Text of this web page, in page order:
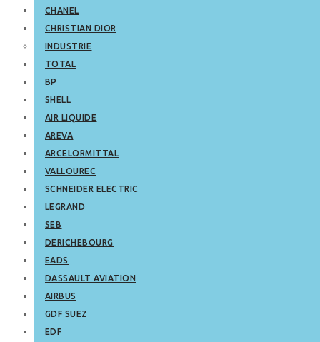
CHANEL
CHRISTIAN DIOR
INDUSTRIE
TOTAL
BP
SHELL
AIR LIQUIDE
AREVA
ARCELORMITTAL
VALLOUREC
SCHNEIDER ELECTRIC
LEGRAND
SEB
DERICHEBOURG
EADS
DASSAULT AVIATION
AIRBUS
GDF SUEZ
EDF